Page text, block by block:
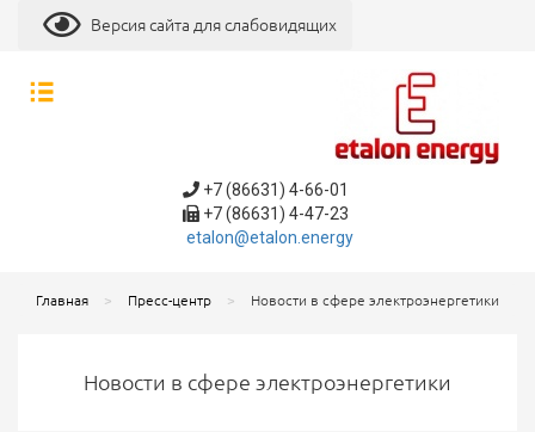
Версия сайта для слабовидящих
+7 (86631) 4-66-01
+7 (86631) 4-47-23
etalon@etalon.energy
Главная Пресс-центр Новости в сфере электроэнергетики
Новости в сфере электроэнергетики